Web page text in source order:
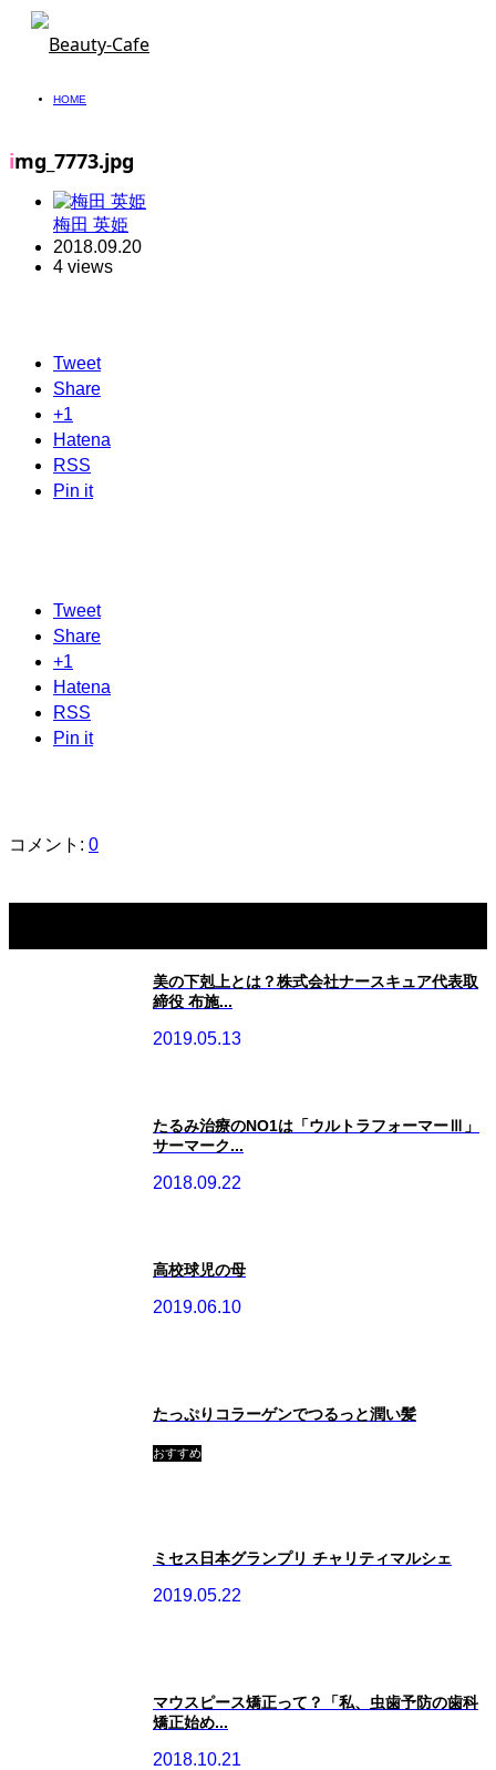
HOME
img_7773.jpg
梅田 英姫
2018.09.20
4 views
Tweet
Share
+1
Hatena
RSS
Pin it
Tweet
Share
+1
Hatena
RSS
Pin it
コメント: 0
美の下剋上とは？株式会社ナースキュア代表取
締役 布施...
2019.05.13
たるみ治療のNO1は「ウルトラフォーマーⅢ」
サーマーク...
2018.09.22
高校球児の母
2019.06.10
たっぷりコラーゲンでつるっと潤い髪
おすすめ
ミセス日本グランプリ チャリティマルシェ
2019.05.22
マウスピース矯正って？「私、虫歯予防の歯科
矯正始め...
2018.10.21